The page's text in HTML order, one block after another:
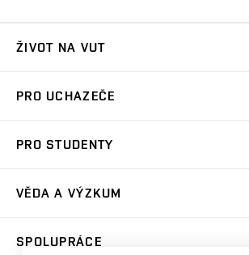
ŽIVOT NA VUT
Koleje
Sport na VUT
PRO UCHAZEČE
Dny otevřených dveří
Celoživotní vzdělávání
PRO STUDENTY
Harmonogram akademického roku
Zpracování osobních údajů studentů
Sociální bezpečí
VĚDA A VÝZKUM
SPOLUPRÁCE